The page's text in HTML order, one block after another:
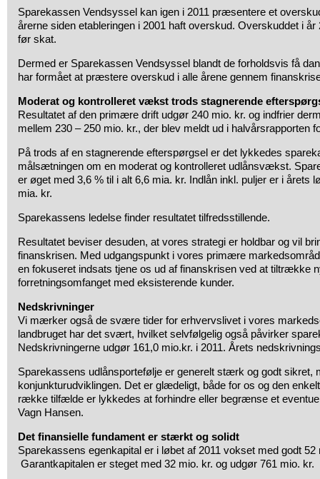
Sparekassen Vendsyssel kan igen i 2011 præsentere et
årerne siden etableringen i 2001 haft overskud. Overskuddet i år
før skat.
Dermed er Sparekassen Vendsyssel blandt de forholdsvis få
har formået at præstere overskud i alle årene gennem
Moderat og kontrolleret vækst trods stagnerende
Resultatet af den primære drift udgør 240 mio. kr. og indfrier
mellem 230 – 250 mio. kr., der blev meldt ud i halvårsrapporten
På trods af en stagnerende efterspørgsel er det lykkedes
målsætningen om en moderat og kontrolleret udlånsvækst.
er øget med 3,6 % til i alt 6,6 mia. kr. Indlån inkl. puljer er i årets
mia. kr.
Sparekassens ledelse finder resultatet tilfredsstillende.
Resultatet beviser desuden, at vores strategi er holdbar og vil
finanskrisen. Med udgangspunkt i vores primære
en fokuseret indsats tjene os ud af finanskrisen ved at tiltrække
forretningsomfanget med eksisterende kunder.
Nedskrivninger
Vi mærker også de svære tider for erhvervslivet i vores
landbruget har det svært, hvilket selvfølgelig også påvirker
Nedskrivningerne udgør 161,0 mio.kr. i 2011. Årets
Sparekassens udlånsportefølje er generelt stærk og godt sikret,
konjunkturudviklingen. Det er glædeligt, både for os og den
række tilfælde er lykkedes at forhindre eller begrænse et
Vagn Hansen.
Det finansielle fundament er stærkt og solidt
Sparekassens egenkapital er i løbet af 2011 vokset med godt 52
Garantkapitalen er steget med 32 mio. kr. og udgør 761 mio. kr.